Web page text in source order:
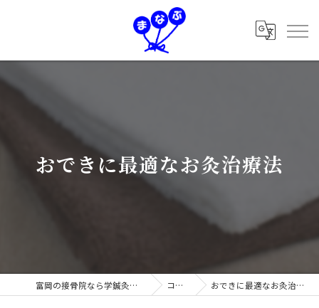
おできに最適なお灸治療法
富岡の接骨院なら学鍼灸接骨院 コラム おできに最適なお灸治療法